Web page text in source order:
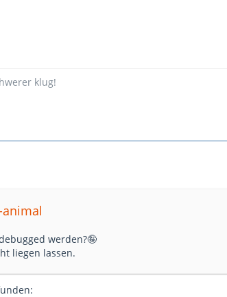
klug!
werden?🤪
liegen lassen.